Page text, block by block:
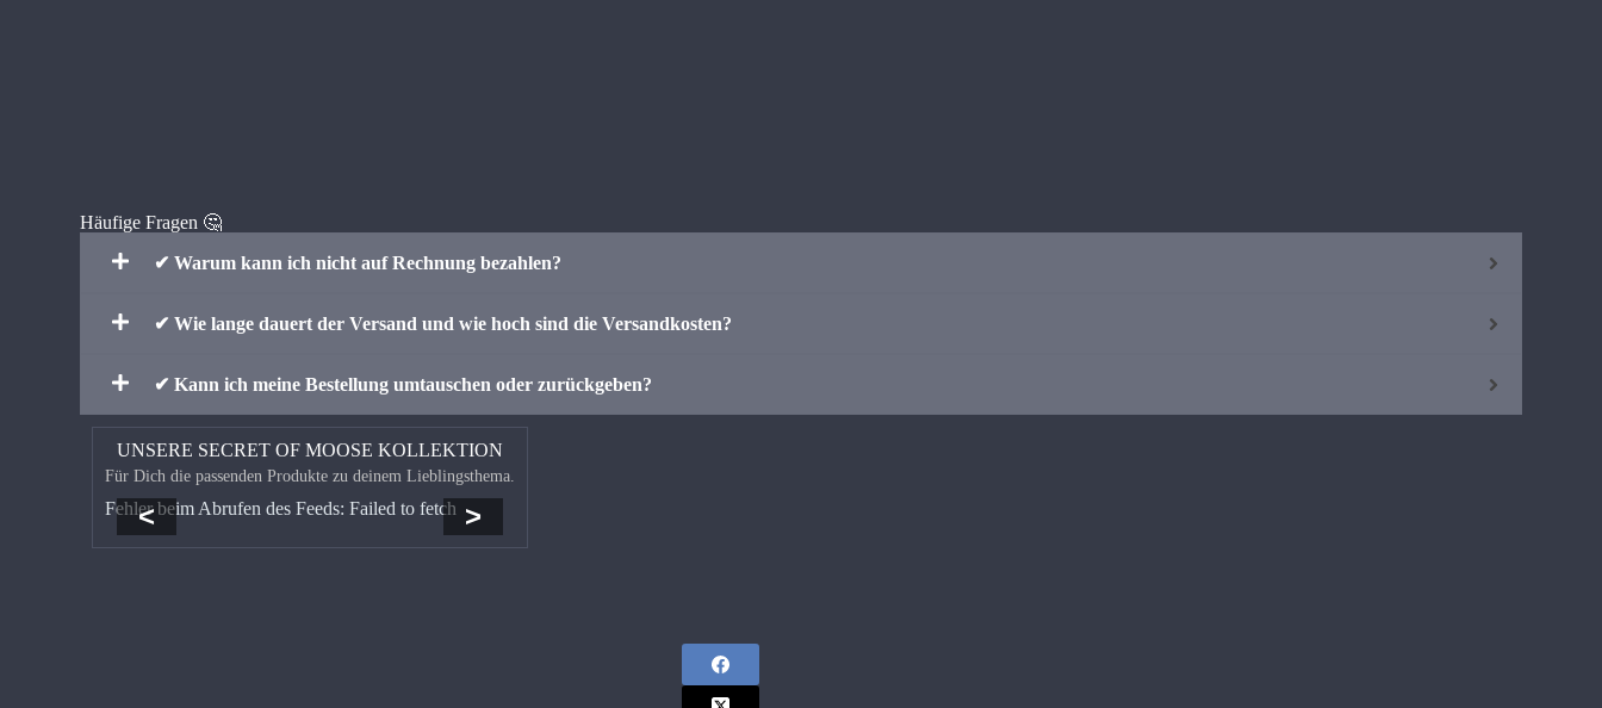
Häufige Fragen 🤔
✔ Warum kann ich nicht auf Rechnung bezahlen?
✔ Wie lange dauert der Versand und wie hoch sind die Versandkosten?
✔ Kann ich meine Bestellung umtauschen oder zurückgeben?
UNSERE SECRET OF MOOSE KOLLEKTION
Für Dich die passenden Produkte zu deinem Lieblingsthema.
<
Fehler beim Abrufen des Feeds: Failed to fetch >